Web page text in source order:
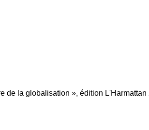
de la globalisation », édition L'Harmattan